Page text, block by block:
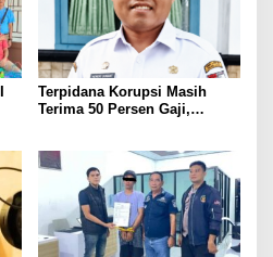
Terpidana Korupsi Masih
Terima 50 Persen Gaji,